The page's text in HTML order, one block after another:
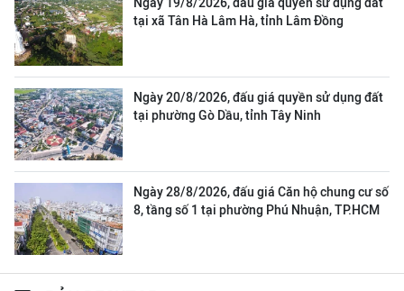
tại xã Tân Hà Lâm Hà, tỉnh Lâm Đồng
Ngày 20/8/2026, đấu giá quyền sử dụng đất
tại phường Gò Dầu, tỉnh Tây Ninh
Ngày 28/8/2026, đấu giá Căn hộ chung cư số
8, tầng số 1 tại phường Phú Nhuận, TP.HCM